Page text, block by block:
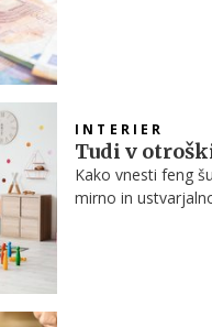
INTERIER
Tudi v
Kako vnesti feng
mirno in